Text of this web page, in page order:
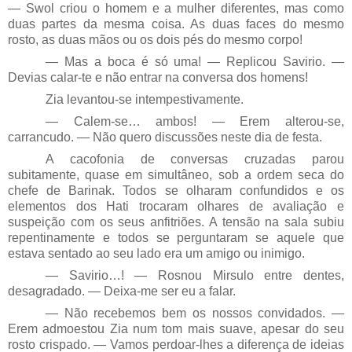
— Swol criou o homem e a mulher diferentes, mas como
duas partes da mesma coisa. As duas faces do mesmo
rosto, as duas mãos ou os dois pés do mesmo corpo!
— Mas a boca é só uma! — Replicou Savirio. —
Devias calar-te e não entrar na conversa dos homens!
Zia levantou-se intempestivamente.
— Calem-se… ambos! — Erem alterou-se,
carrancudo. — Não quero discussões neste dia de festa.
A cacofonia de conversas cruzadas parou
subitamente, quase em simultâneo, sob a ordem seca do
chefe de Barinak. Todos se olharam confundidos e os
elementos dos Hati trocaram olhares de avaliação e
suspeição com os seus anfitriões. A tensão na sala subiu
repentinamente e todos se perguntaram se aquele que
estava sentado ao seu lado era um amigo ou inimigo.
— Savirio…! — Rosnou Mirsulo entre dentes,
desagradado. — Deixa-me ser eu a falar.
— Não recebemos bem os nossos convidados. —
Erem admoestou Zia num tom mais suave, apesar do seu
rosto crispado. — Vamos perdoar-lhes a diferença de ideias